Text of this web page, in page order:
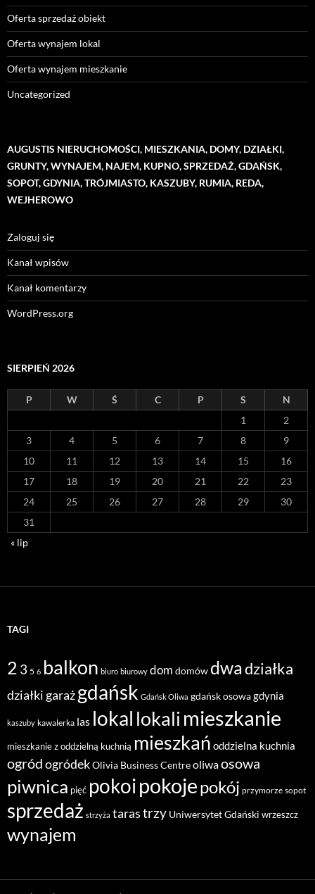
Oferta sprzedaż obiekt
Oferta wynajem lokal
Oferta wynajem mieszkanie
Uncategorized
AUGUSTIS NIERUCHOMOŚCI, MIESZKANIA, DOMY, DZIAŁKI,
GRUNTY, WYNAJEM, NAJEM, KUPNO, SPRZEDAŻ, GDAŃSK,
SOPOT, GDYNIA, TRÓJMIASTO, KASZUBY, RUMIA, REDA,
WEJHEROWO
Zaloguj się
Kanał wpisów
Kanał komentarzy
WordPress.org
SIERPIEŃ 2026
P W Ś C P S
N
1
2
3
4 5 6 7 8
9
10
11 12 13 14 15
16
17
18 19 20 21 22
23
24
25 26 27 28 29
30
31
« lip
TAGI
2 3 5 6 balkon biuro biurowy dom domów dwadziałka
działki garażgdańsk Gdańsk Oliwa gdańsk osowagdynia
kaszuby kawalerka las lokal lokalimieszkanie
mieszkanie z oddzielną kuchnią mieszkań oddzielna kuchnia
ogródogródekOlivia Business Centreoliwaosowa
piwnica pięć pokoipokojepokój przymorze sopot
sprzedaż strzyża tarastrzy Uniwersytet Gdański wrzeszcz
wynajem